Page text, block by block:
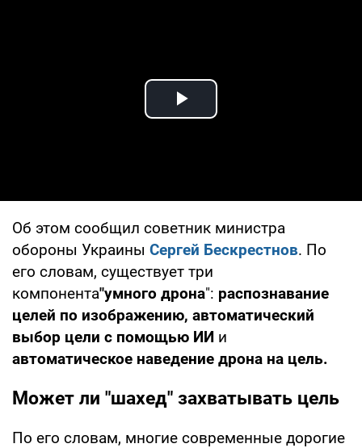
Play Video
Об этом сообщил советник министра
обороны Украины Сергей Бескрестнов. По
его словам, существует три
компонента"умного дрона": распознавание
целей по изображению, автоматический
выбор цели с помощью ИИ и
автоматическое наведение дрона на цель.
Может ли "шахед" захватывать цель
По его словам, многие современные дорогие